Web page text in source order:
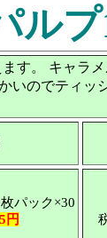
プ
す。 キャラ
いのでティッ
パック×30
円